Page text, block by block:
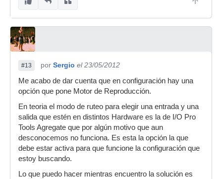
#13 por Sergio el 23/05/2012
Me acabo de dar cuenta que en configuración hay una
opción que pone Motor de Reproducción.
En teoria el modo de ruteo para elegir una entrada y una
salida que estén en distintos Hardware es la de I/O Pro
Tools Agregate que por algún motivo que aun
desconocemos no funciona. Es esta la opción la que
debe estar activa para que funcione la configuración que
estoy buscando.
Lo que puedo hacer mientras encuentro la solución es